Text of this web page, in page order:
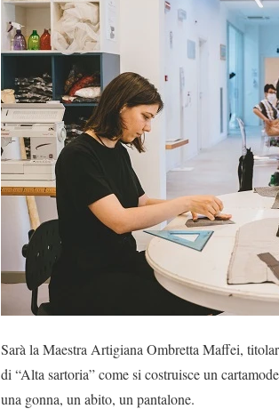
Sarà la Maestra Artigiana Ombretta Maffei,
di “Alta sartoria” come si costruisce un
una gonna, un abito, un pantalone.